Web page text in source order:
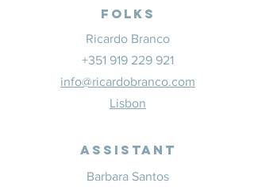
Folks
Ricardo Branco
+351 919 229 921
info@ricardobranco.com
Lisbon
Assistant
Barbara Santos